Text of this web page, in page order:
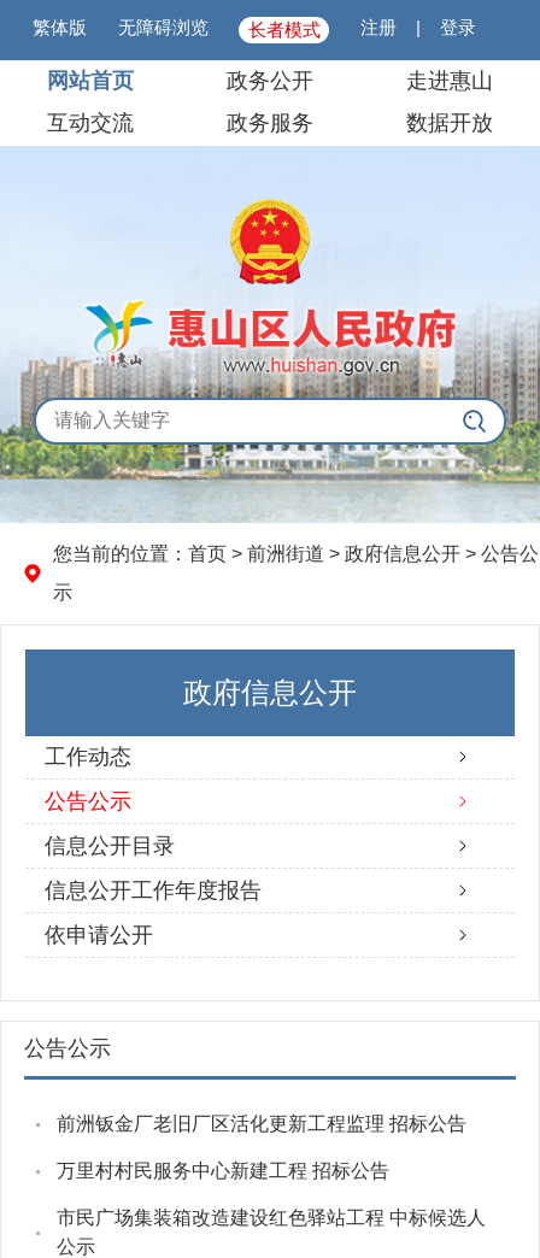
繁体版 无障碍浏览 长者模式 注册 |登录
网站首页 政务公开
走进惠山
互动交流
政务服务 数据开放
您当前的位置： 首页 > 前洲街道 > 政府信息公开 > 公告公
示
政府信息公开
工作动态
公告公示
信息公开目录
信息公开工作年度报告
依申请公开
公告公示
前洲钣金厂老旧厂区活化更新工程监理 招标公告
万里村村民服务中心新建工程 招标公告
市民广场集装箱改造建设红色驿站工程 中标候选人
公示